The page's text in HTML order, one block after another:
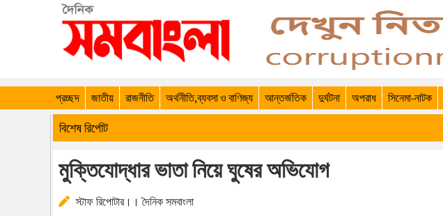
প্রচ্ছদ জাতীয় রাজনীতি অর্থনীতি,ব্যবসা ও বাণিজ্য আন্তর্জতিক দুর্ঘটনা অপরাধ সিনেমা-নাটক
বিশেষ রির্পোট
মুক্তিযোদ্ধার ভাতা নিয়ে ঘুষের অভিযোগ
স্টাফ রিপোটার।। দৈনিক সমবাংলা